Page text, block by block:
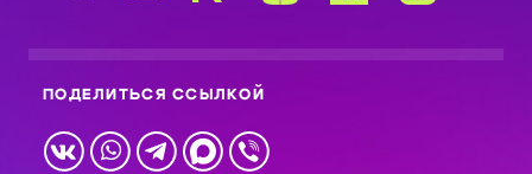
ПОДЕЛИТЬСЯ ССЫЛКОЙ